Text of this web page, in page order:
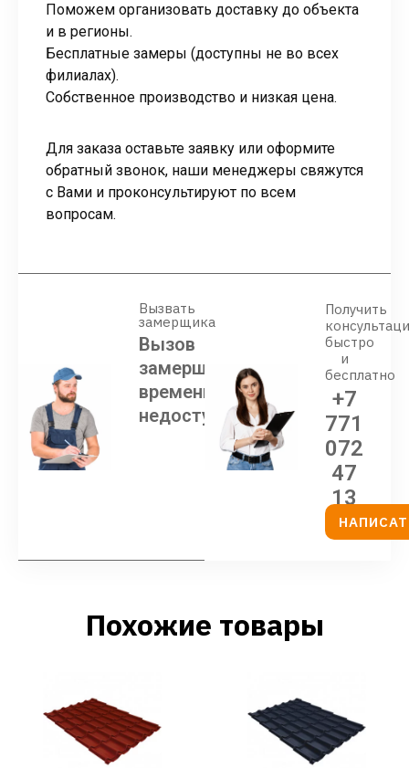
Поможем организовать доставку до объекта
и в регионы.
Бесплатные замеры (доступны не во всех
филиалах).
Собственное производство и низкая цена.
Для заказа оставьте заявку или оформите
обратный звонок, наши менеджеры свяжутся
с Вами и проконсультируют по всем
вопросам.
Вызвать
замерщика
Вызов
замерщика
временно
недоступен
Получить
быстро
и
бесплатно
+7
771
072
47
13
Похожие товары